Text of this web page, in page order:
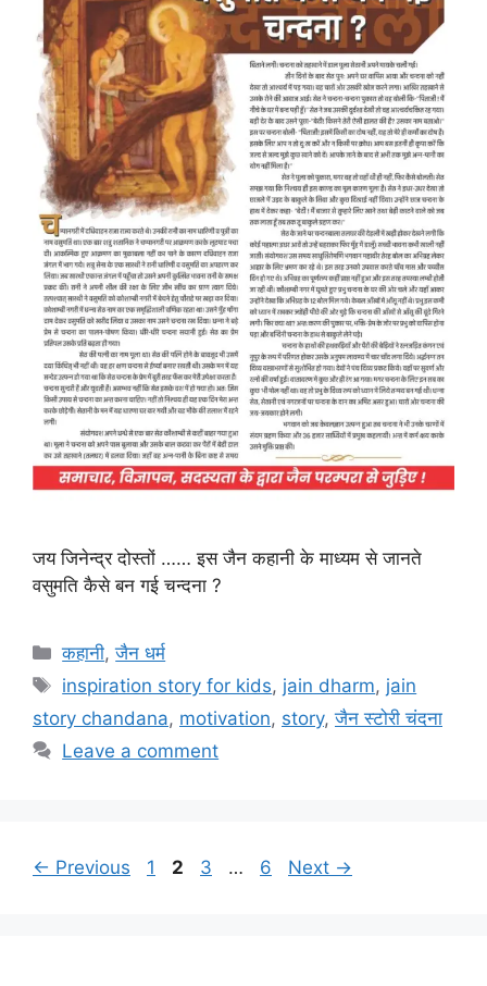
जय जिनेन्द्र दोस्तों …… इस जैन कहानी के माध्यम से जानते
वसुमति कैसे बन गई चन्दना ?
Categories
कहानी,जैन धर्म
Tags
inspiration story for kids, jain dharm, jain
story chandana, motivation, story,जैन स्टोरी चंदना
Leave a comment
← Previous Page
1 Page
2 Page
3 … Page
6 Next →